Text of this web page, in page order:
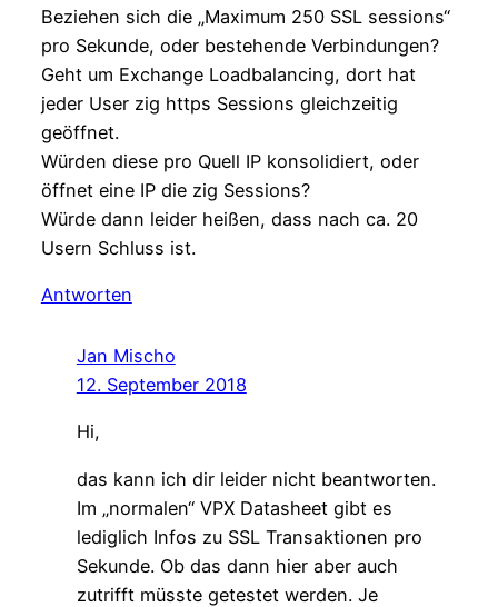
Beziehen sich die „Maximum 250 SSL sessions“
pro Sekunde, oder bestehende Verbindungen?
Geht um Exchange Loadbalancing, dort hat
jeder User zig https Sessions gleichzeitig
geöffnet.
Würden diese pro Quell IP konsolidiert, oder
öffnet eine IP die zig Sessions?
Würde dann leider heißen, dass nach ca. 20
Usern Schluss ist.
Antworten
Jan Mischo
12. September 2018
Hi,
das kann ich dir leider nicht beantworten.
Im „normalen“ VPX Datasheet gibt es
lediglich Infos zu SSL Transaktionen pro
Sekunde. Ob das dann hier aber auch
zutrifft müsste getestet werden. Je